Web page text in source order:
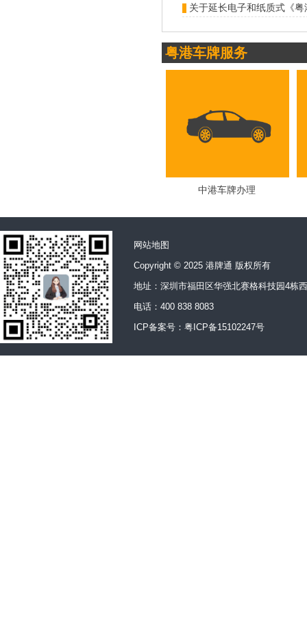
粤港车牌服务
中港车牌办理
网站地图
Copyright © 2025 港牌通 版权所有
地址：深圳市福田区华强北赛格科技园4栋
电话：400 838 8083
ICP备案号： 粤ICP备15102247号